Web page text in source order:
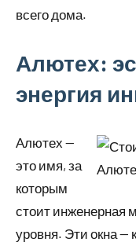
всего дома.
Алютех:
энергия
Алютех —
это имя, за
которым
стоит инженерная
уровня. Эти окна —